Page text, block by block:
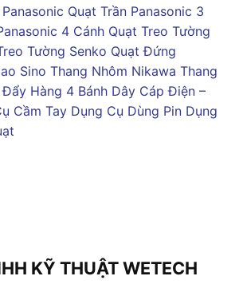
Quạt Trần Panasonic 3
4 Cánh Quạt Treo Tường
Tường Senko Quạt Đứng
Sino Thang Nhôm Nikawa Thang
Đẩy Hàng 4 Bánh Dây Cáp Điện –
Cầm Tay Dụng Cụ Dùng Pin Dụng
KỸ THUẬT WETECH